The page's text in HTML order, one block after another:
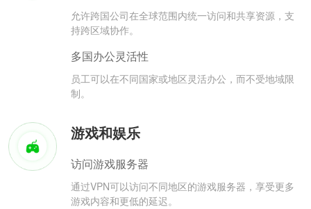
允许跨国公司在全球范围内统一访问和共享资源，支
持跨区域协作。
多国办公灵活性
员工可以在不同国家或地区灵活办公，而不受地域限
制。
游戏和娱乐
访问游戏服务器
通过VPN可以访问不同地区的游戏服务器，享受更多
游戏内容和更低的延迟。